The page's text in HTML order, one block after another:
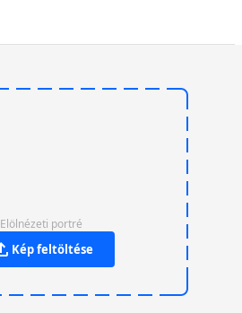
Elölnézeti portré
Kép feltöltése